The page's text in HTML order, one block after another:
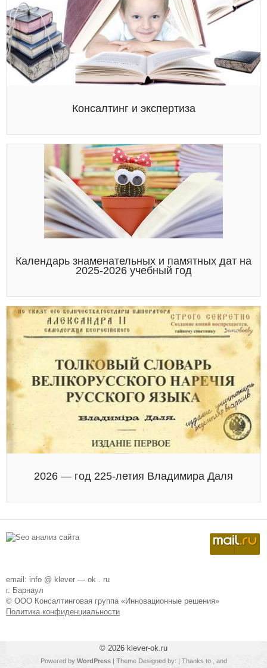
Консалтинг и экспертиза
Календарь знаменательных и памятных дат на
2025-2026 учебный год
2026 — год 225-летия Владимира Даля
email: info @ klever — ok . ru
г. Барнаул
© ООО Консалтинговая группа «Инновационные решения»
Политика конфиденциальности
© 2026 klever-ok.ru
Powered by WordPress| Theme Designed by: | Thanks to and